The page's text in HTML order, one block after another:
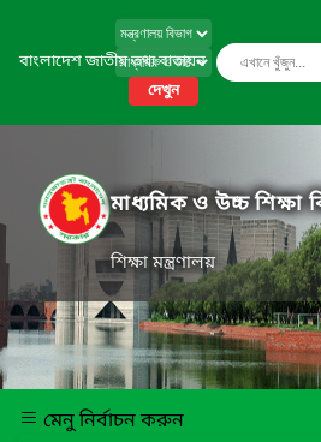
বাংলাদেশ জাতীয় তথ্য বাতায়ন
দেখুন
মাধ্যমিক ও উচ্চ শিক্ষা
শিক্ষা মন্ত্রণালয়
মেনু নির্বাচন করুন